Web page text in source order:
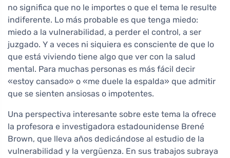
no significa que no le importes o que el tema le resulte
indiferente. Lo más probable es que tenga miedo:
miedo a la vulnerabilidad, a perder el control, a ser
juzgado. Y a veces ni siquiera es consciente de que lo
que está viviendo tiene algo que ver con la salud
mental. Para muchas personas es más fácil decir
«estoy cansado» o «me duele la espalda» que admitir
que se sienten ansiosas o impotentes.
Una perspectiva interesante sobre este tema la ofrece
la profesora e investigadora estadounidense Brené
Brown, que lleva años dedicándose al estudio de la
vulnerabilidad y la vergüenza. En sus trabajos subraya